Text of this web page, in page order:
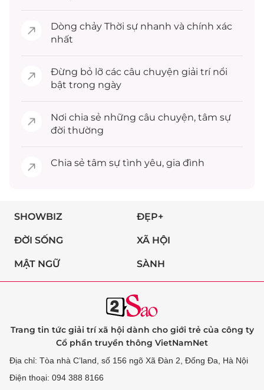
Dòng chảy Thời sự nhanh và chính xác
nhất
Đừng bỏ lỡ các câu chuyện giải trínổi
bật trong ngày
Nơi chia sẻ những câu chuyện, tâm sự
đời thường
Chia sẻ tâm sự tình yêu, gia đình
SHOWBIZ ĐẸP+
ĐỜI SỐNG XÃ HỘI
MẬT NGỮ SÀNH
Trang tin tức giải trí xã hội dành cho giới trẻ của công ty
Cổ phần truyền thông VietNamNet
Địa chỉ: Tòa nhà C’land, số 156 ngõ Xã Đàn 2, Đống Đa, Hà Nội
Điện thoại: 094 388 8166